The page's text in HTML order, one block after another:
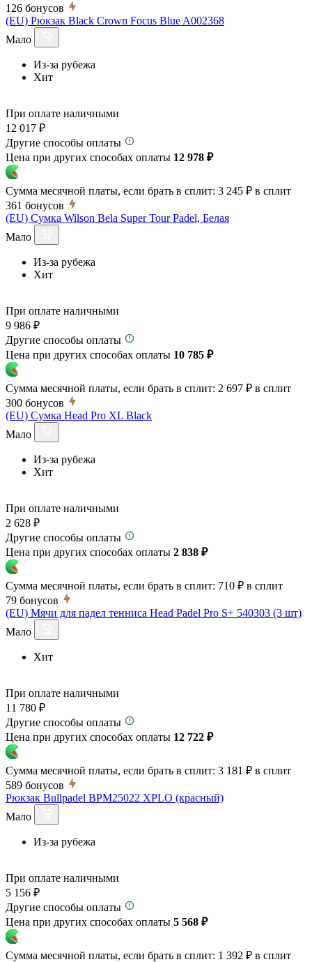
126 бонусов
(EU) Рюкзак Black Crown Focus Blue A002368
Мало
Из-за рубежа
Хит
При оплате наличными
12 017 ₽
Другие способы оплаты
Цена при других способах оплаты 12 978 ₽
Сумма месячной платы, если брать в сплит: 3 245 ₽ в сплит
361 бонусов
(EU) Сумка Wilson Bela Super Tour Padel, Белая
Мало
Из-за рубежа
Хит
При оплате наличными
9 986 ₽
Другие способы оплаты
Цена при других способах оплаты 10 785 ₽
Сумма месячной платы, если брать в сплит: 2 697 ₽ в сплит
300 бонусов
(EU) Сумка Head Pro XL Black
Мало
Из-за рубежа
Хит
При оплате наличными
2 628 ₽
Другие способы оплаты
Цена при других способах оплаты 2 838 ₽
Сумма месячной платы, если брать в сплит: 710 ₽ в сплит
79 бонусов
(EU) Мячи для падел тенниса Head Padel Pro S+ 540303 (3 шт)
Мало
Хит
При оплате наличными
11 780 ₽
Другие способы оплаты
Цена при других способах оплаты 12 722 ₽
Сумма месячной платы, если брать в сплит: 3 181 ₽ в сплит
589 бонусов
Рюкзак Bullpadel BPM25022 XPLO (красный)
Мало
Из-за рубежа
При оплате наличными
5 156 ₽
Другие способы оплаты
Цена при других способах оплаты 5 568 ₽
Сумма месячной платы, если брать в сплит: 1 392 ₽ в сплит